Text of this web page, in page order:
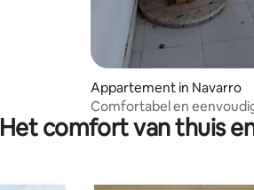
Appartement in Navarro
Comfortabel en
voor 1 persoon
Het comfort van thuis